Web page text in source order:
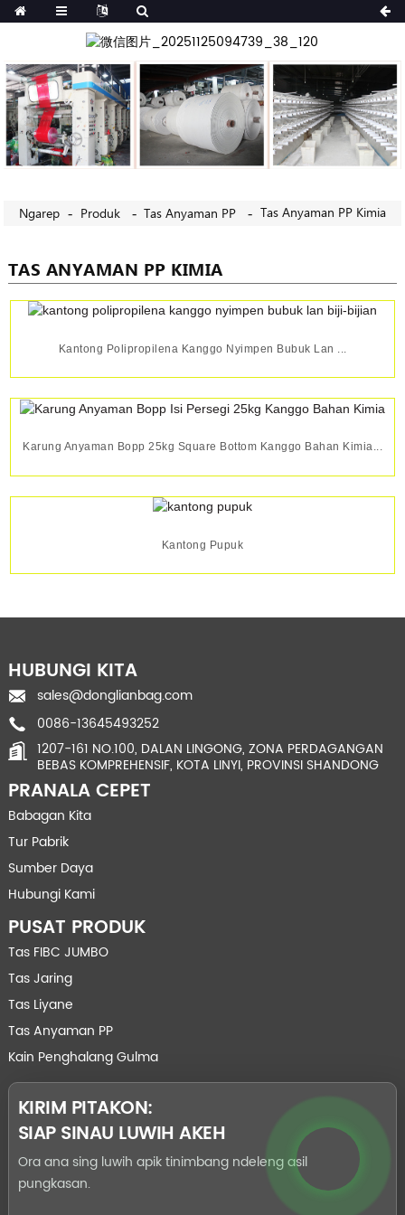
Ngarep Produk Tas Anyaman PP Tas Anyaman PP Kimia
TAS ANYAMAN PP KIMIA
Kantong Polipropilena Kanggo Nyimpen Bubuk Lan ...
Karung Anyaman Bopp 25kg Square Bottom Kanggo Bahan Kimia...
Kantong Pupuk
HUBUNGI KITA
sales@donglianbag.com
0086-13645493252
1207-161 NO.100, DALAN LINGONG, ZONA PERDAGANGAN
BEBAS KOMPREHENSIF, KOTA LINYI, PROVINSI SHANDONG
PRANALA CEPET
Babagan Kita
Tur Pabrik
Sumber Daya
Hubungi Kami
PUSAT PRODUK
Tas FIBC JUMBO
Tas Jaring
Tas Liyane
Tas Anyaman PP
Kain Penghalang Gulma
KIRIM PITAKON:
SIAP SINAU LUWIH AKEH
Ora ana sing luwih apik tinimbang ndeleng asil
pungkasan.